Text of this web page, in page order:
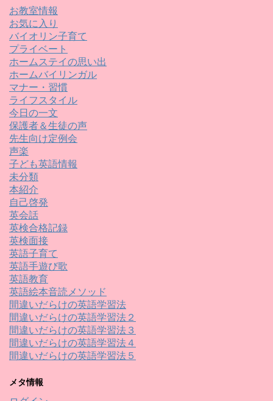
お教室情報
お気に入り
バイオリン子育て
プライベート
ホームステイの思い出
ホームバイリンガル
マナー・習慣
ライフスタイル
今日の一文
保護者＆生徒の声
先生向け定例会
声楽
子ども英語情報
未分類
本紹介
自己啓発
英会話
英検合格記録
英検面接
英語子育て
英語手遊び歌
英語教育
英語絵本音読メソッド
間違いだらけの英語学習法
間違いだらけの英語学習法２
間違いだらけの英語学習法３
間違いだらけの英語学習法４
間違いだらけの英語学習法５
メタ情報